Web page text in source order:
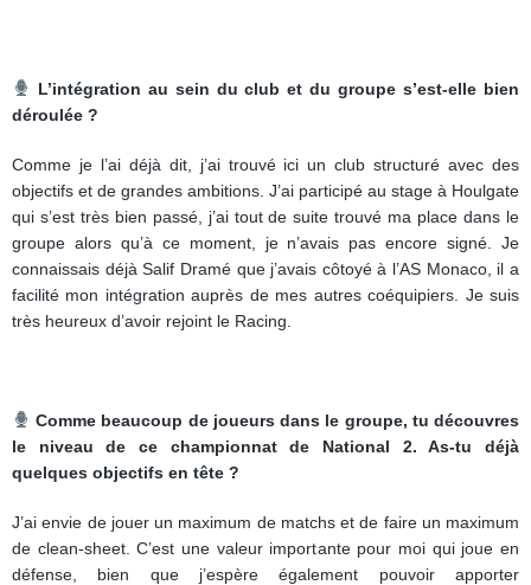
L’intégration au sein du club et du groupe s’est-elle bien
déroulée ?
Comme je l’ai déjà dit, j’ai trouvé ici un club structuré avec des
objectifs et de grandes ambitions. J’ai participé au stage à Houlgate
qui s’est très bien passé, j’ai tout de suite trouvé ma place dans le
groupe alors qu’à ce moment, je n’avais pas encore signé. Je
connaissais déjà Salif Dramé que j’avais côtoyé à l’AS Monaco, il a
facilité mon intégration auprès de mes autres coéquipiers. Je suis
très heureux d’avoir rejoint le Racing.
Comme beaucoup de joueurs dans le groupe, tu découvres
le niveau de ce championnat de National 2. As-tu déjà
quelques objectifs en tête ?
J’ai envie de jouer un maximum de matchs et de faire un maximum
de clean-sheet. C’est une valeur importante pour moi qui joue en
défense, bien que j’espère également pouvoir apporter